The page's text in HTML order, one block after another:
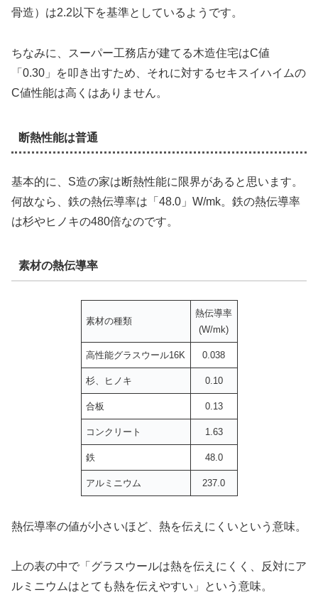
骨造）は2.2以下を基準としているようです。
ちなみに、スーパー工務店が建てる木造住宅はC値
「0.30」を叩き出すため、それに対するセキスイハイムの
C値性能は高くはありません。
断熱性能は普通
基本的に、S造の家は断熱性能に限界があると思います。
何故なら、鉄の熱伝導率は「48.0」W/mk。鉄の熱伝導率
は杉やヒノキの480倍なのです。
素材の熱伝導率
素材の種類
熱伝導率
(W/mk)
高性能グラスウール16K 0.038
杉、ヒノキ 0.10
合板 0.13
コンクリート 1.63
鉄 48.0
アルミニウム 237.0
熱伝導率の値が小さいほど、熱を伝えにくいという意味。
上の表の中で「グラスウールは熱を伝えにくく、反対にア
ルミニウムはとても熱を伝えやすい」という意味。